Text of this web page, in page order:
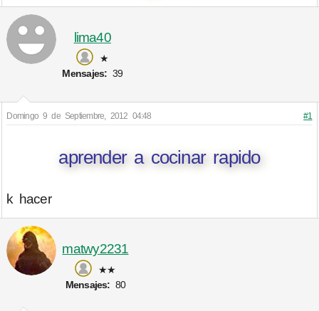
lima40
★
Mensajes: 39
Domingo 9 de Septiembre, 2012 04:48 #1
aprender a cocinar rapido
k hacer
matwy2231
★★
Mensajes: 80